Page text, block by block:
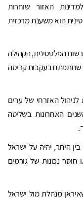
האזור שוחרות
הוא משענת מרכזית
הפלסטינית, הקהילה
שתתפתח בעקבות קריסה
האזרחי של ערים
האחרונות בשליטה
היתר, יהיה על ישראל
נכונות של גורמים
מנהלת מול ישראל